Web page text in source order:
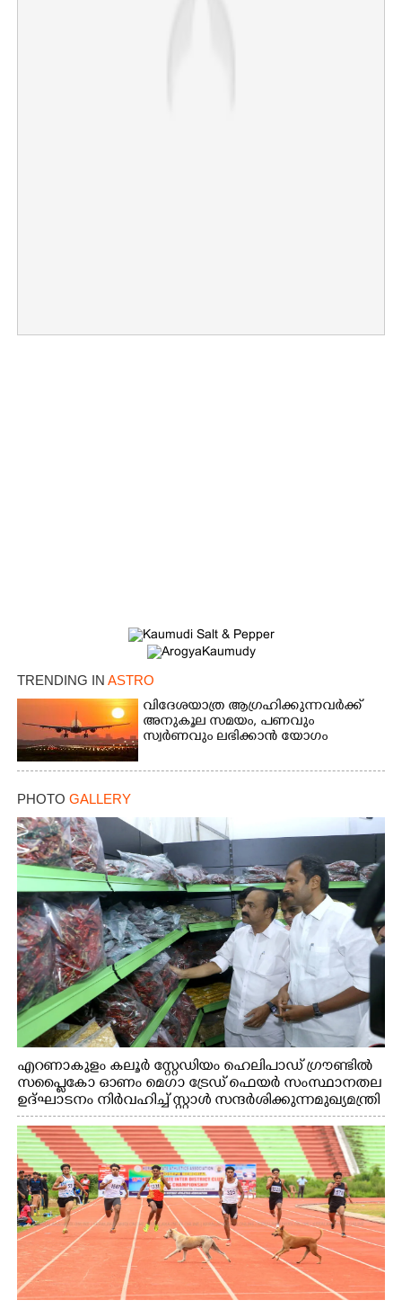
TRENDING IN ASTRO
വിദേശയാത്ര ആഗ്രഹിക്കുന്നവർക്ക്
അനുകൂല സമയം,​ പണവും
സ്വർണവും ലഭിക്കാൻ യോഗം
PHOTO GALLERY
എറണാകുളം കലൂർ സ്റ്റേഡിയം ഹെലിപാഡ് ഗ്രൗണ്ടിൽ
സപ്ളൈകോ ഓണം മെഗാ ട്രേഡ് ഫെയർ സംസ്ഥാനതല
ഉദ്ഘാടനം നിർവഹിച്ച് സ്റ്റാൾ സന്ദർശിക്കുന്ന മുഖ്യമന്ത്രി
വി.ഡി. സതീശൻ. മന്ത്രി അനൂപ് ജേക്കബ് സമീപം